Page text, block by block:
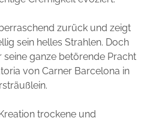
zurück und zeigt
sein helles Strahlen. Doch
ganze betörende Pracht
von Carner Barcelona in
trockene und